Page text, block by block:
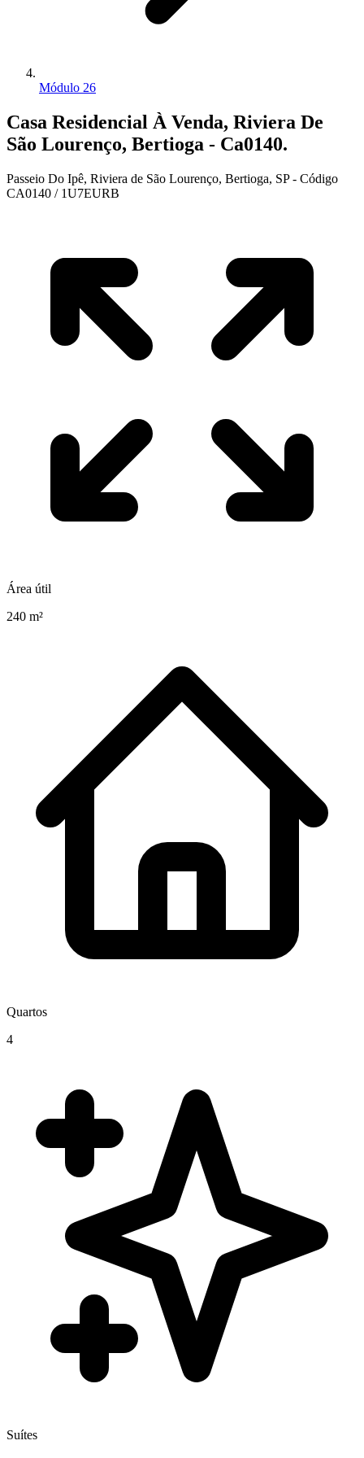
Módulo 26
Casa Residencial À Venda, Riviera De
São Lourenço, Bertioga - Ca0140.
Passeio Do Ipê, Riviera de São Lourenço, Bertioga, SP - Código
CA0140 / 1U7EURB
Área útil
240 m²
Quartos
4
Suítes